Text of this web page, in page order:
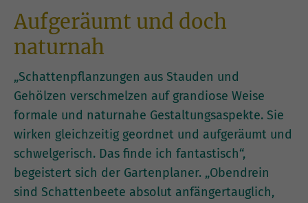
Aufgeräumt und doch
naturnah
„Schattenpflanzungen aus Stauden und
Gehölzen verschmelzen auf grandiose Weise
formale und naturnahe Gestaltungsaspekte. Sie
wirken gleichzeitig geordnet und aufgeräumt und
schwelgerisch. Das finde ich fantastisch“,
begeistert sich der Gartenplaner. „Obendrein
sind Schattenbeete absolut anfängertauglich,